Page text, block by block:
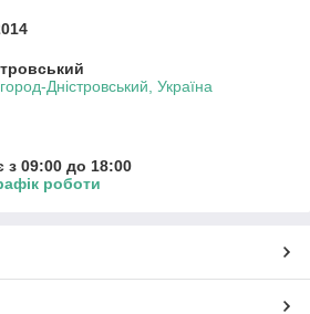
Дністровський, Україна
з 09:00 до 18:00
роботи